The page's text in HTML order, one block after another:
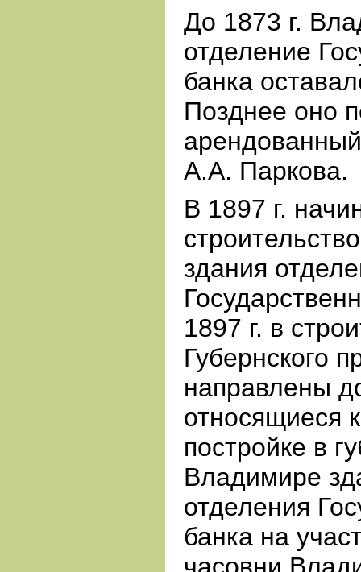
До 1873 г.
отделение
банка
Позднее оно
А.А. Паркова.
В 1897 г.
здания
1897 г. в
Губернского
направлены
относящиеся
постройке в
Владимире
отделения
банка на